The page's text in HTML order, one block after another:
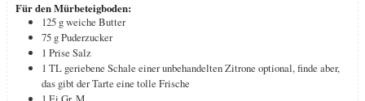
Für den Mürbeteigboden:
125 gweiche Butter
75 gPuderzucker
1 Prise Salz
1 TL geriebene Schale einer unbehandelten Zitrone optional, finde aber,
das gibt der Tarte eine tolle Frische